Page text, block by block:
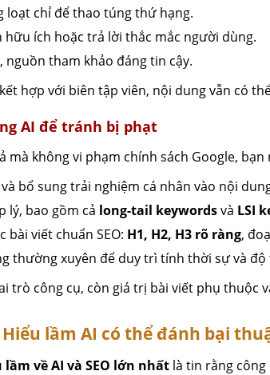
loạt chỉ để thao túng thứ hạng.
hữu ích hoặc trả lời thắc mắc người dùng.
nguồn tham khảo đáng tin cậy.
hợp với biên tập viên, nội dung vẫn có
AI để tránh bị phạt
mà không vi phạm chính sách Google, bạn
bổ sung trải nghiệm cá nhân vào nội
lý, bao gồm cả long-tail keywordsvà LSI
viết chuẩn SEO: H1, H2, H3 rõ ràng,
thường xuyên để duy trì tính thời sự và độ
trò công cụ, còn giá trị bài viết phụ thuộc
Hiểu lầm AI có thể đánh bại
lầm về AI và SEO lớn nhất là tin rằng công